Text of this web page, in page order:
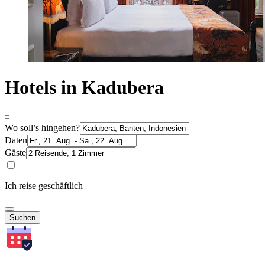
Hotels in Kadubera
Wo soll’s hingehen?
Daten
Gäste
Ich reise geschäftlich
Suchen